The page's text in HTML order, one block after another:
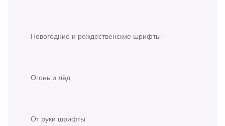
Новогодние и рождественские шрифты
Огонь и лёд
От руки шрифты